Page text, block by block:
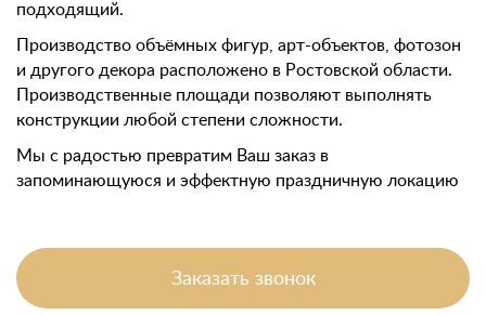
подходящий.
Производство объёмных фигур, арт-объектов, фотозон
и другого декора расположено в Ростовской области.
Производственные площади позволяют выполнять
конструкции любой степени сложности.
Мы с радостью превратим Ваш заказ в
запоминающуюся и эффектную праздничную локацию
Заказать звонок